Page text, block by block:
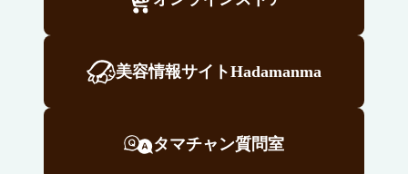
美容情報サイトHadamanma
タマチャン質問室